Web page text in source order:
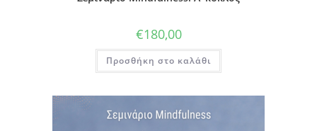
€180,00
Προσθήκη στο καλάθι